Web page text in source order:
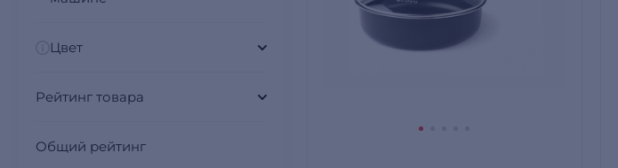
Цвет
Рейтинг товара
Общий рейтинг